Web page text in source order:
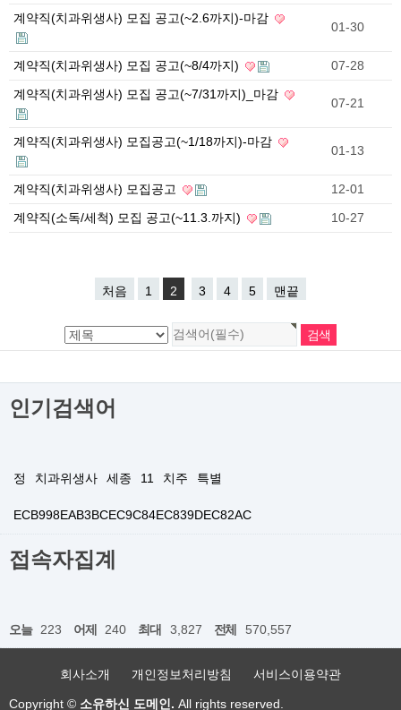
계약직(치과위생사) 모집 공고(~2.6까지)-마감
01-30
계약직(치과위생사) 모집 공고(~8/4까지)
07-28
계약직(치과위생사) 모집 공고(~7/31까지)_마감
07-21
계약직(치과위생사) 모집공고(~1/18까지)-마감
01-13
계약직(치과위생사) 모집공고
12-01
계약직(소독/세척) 모집 공고(~11.3.까지)
10-27
처음 1 2 3 4 5 맨끝
인기검색어
정 치과위생사 세종 11 치주 특별
ECB998EAB3BCEC9C84EC839DEC82AC
접속자집계
오늘 223 어제 240 최대 3,827 전체 570,557
회사소개 개인정보처리방침 서비스이용약관
Copyright © 소유하신 도메인. All rights reserved.